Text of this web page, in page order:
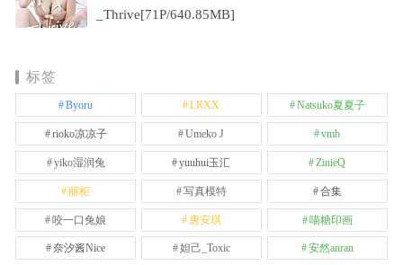
_Thrive[71P/640.85MB]
标签
Byoru LRXX Natsuko夏夏子
rioko凉凉子 Umeko J vmb
yiko湿润兔 yuuhui玉汇 ZinieQ
丽柜 写真模特 合集
咬一口兔娘 唐安琪 喵糖印画
奈汐酱Nice 妲己_Toxic 安然anran